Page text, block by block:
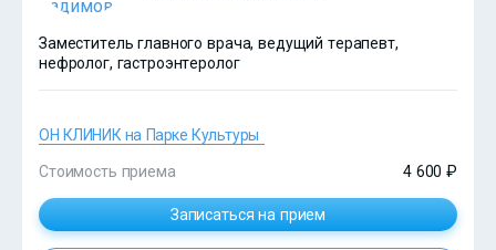
Заместитель главного врача, ведущий терапевт,
нефролог, гастроэнтеролог
ОН КЛИНИК на Парке Культуры
Стоимость приема 4 600 ₽
Записаться на прием